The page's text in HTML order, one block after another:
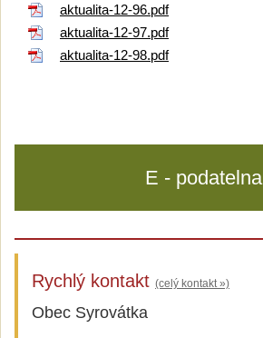
aktualita-12-96.pdf
aktualita-12-97.pdf
aktualita-12-98.pdf
E - podatelna
Rychlý kontakt (celý kontakt »)
Obec Syrovátka